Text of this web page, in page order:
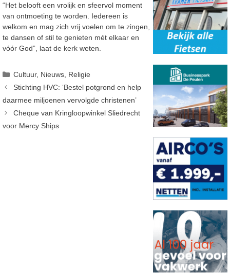
“Het belooft een vrolijk en sfeervol moment
van ontmoeting te worden. Iedereen is
welkom en mag zich vrij voelen om te zingen,
te dansen of stil te genieten mét elkaar en
vóór God”, laat de kerk weten.
Categorieën
Cultuur, Nieuws, Religie
Stichting HVC: ‘Bestel potgrond en help
daarmee miljoenen vervolgde christenen’
Cheque van Kringloopwinkel Sliedrecht
voor Mercy Ships